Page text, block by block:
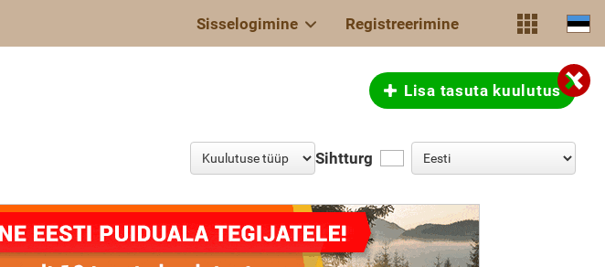
Sisselogimine Registreerimine
Lisa tasuta kuulutus
Sihtturg